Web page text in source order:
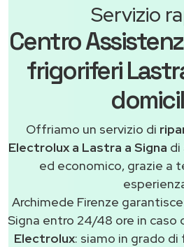
Servizio
Centro
frigoriferi
Offriamo un servizio di
Electrolux a Lastra a Signa di
ed economico, grazie a
Archimede Firenze
Signa entro 24/48 ore in caso
Electrolux: siamo in grado